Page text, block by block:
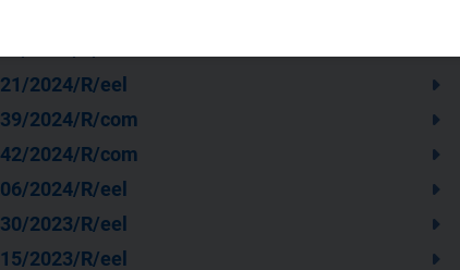
2024/R/eel
2024/R/com
2024/R/com
2024/R/eel
2023/R/eel
2023/R/eel